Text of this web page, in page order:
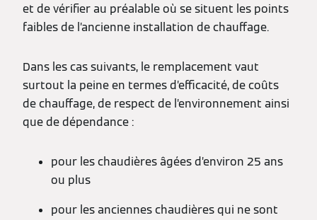
et de vérifier au préalable où se situent les points
faibles de l’ancienne installation de chauffage.
Dans les cas suivants, le remplacement vaut
surtout la peine en termes d’efficacité, de coûts
de chauffage, de respect de l’environnement ainsi
que de dépendance :
pour les chaudières âgées d’environ 25 ans
ou plus
pour les anciennes chaudières qui ne sont